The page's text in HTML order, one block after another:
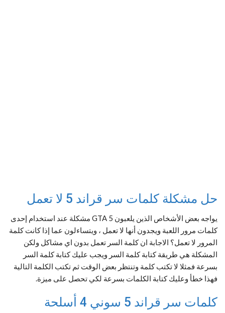
حل مشكلة كلمات سر قراند 5 لا تعمل
يواجه بعض الأشخاص الذين يلعبون GTA 5 مشكلة عند استخدام إحدى
كلمات مرور اللعبة ويجدون أنها لا تعمل ، ويتساءلون عما إذا كانت كلمة
المرور لا تعمل؟ الاجابة ان كلمة السر تعمل بدون اي مشاكل ولكن
المشكلة هي طريقة كتابة كلمة السر ويجب عليك كتابة كلمة السر
بسرعة فمثلا لا تكتب كلمة وتنتظر بعض الوقت ثم تكتب الكلمة التالية
فهذا خطأ وعليك كتابة الكلمات بسرعة لكي تحصل على ميزة.
كلمات سر قراند 5 سوني 4 أسلحة